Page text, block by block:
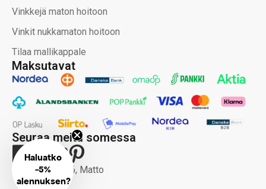
Maksutavat
Seuraa meitä somessa
Copyright 2026, Matto
Vinkkejä maton hoitoon
Vinkit nukkamaton hoitoon
Tilaa mallikappale
Haluatko
-5%
alennuksen?